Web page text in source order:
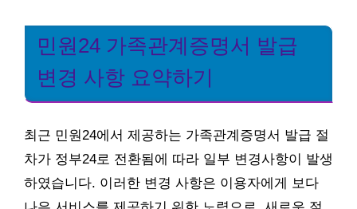
민원24 가족관계증명서 발급
변경 사항 요약하기
최근 민원24에서 제공하는 가족관계증명서 발급 절
차가 정부24로 전환됨에 따라 일부 변경사항이 발생
하였습니다. 이러한 변경 사항은 이용자에게 보다